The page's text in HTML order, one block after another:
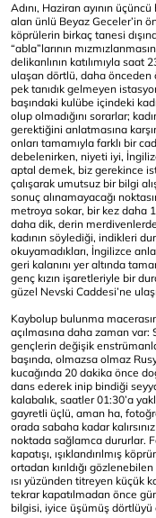
Adını, Haziran ayının
alan ünlü Beyaz Geceler’in
köprülerin birkaç tanesi
“abla”larının
delikanlının katılımıyla saat
ulaşan dörtlü, daha önceden
pek tanıdık gelmeyen
başındaki kulübe içindeki
olup olmadığını sorarlar;
gerektiğini anlatmasına
onları tamamıyla farklı bir
debelenirken, niyeti iyi,
aptal demek, biz gerekince
çalışarak umutsuz bir bilgi
sonuç alınamayacağı
metroya sokar, bir kez daha
daha dik, derin
kadının söylediği, indikleri
okuyamadıkları, İngilizce
geri kalanını yer altında
genç kızın işaretleriyle bir
güzel Nevski Caddesi’ne
Kaybolup bulunma
açılmasına daha zaman var:
gençlerin değişik
başında, olmazsa olmaz
kucağında 20 dakika önce
dans ederek inip bindiği
kalabalık, saatler 01:30’a
gayretli üçlü, aman ha,
orada sabaha kadar
noktada sağlamca dururlar.
kapatışı, ışıklandırılmış
ortadan kırıldığı
ısı yüzünden titreyen küçük
tekrar kapatılmadan önce
bilgisi, iyice üşümüş dörtlüyü